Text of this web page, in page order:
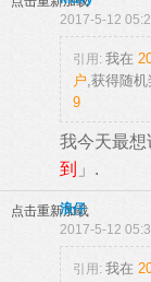
2017-5-12
引用: 我在
户,获得随机
9
我今天最想
到 」.
点击重新加载
浪仔
2017-5-12
引用: 我在